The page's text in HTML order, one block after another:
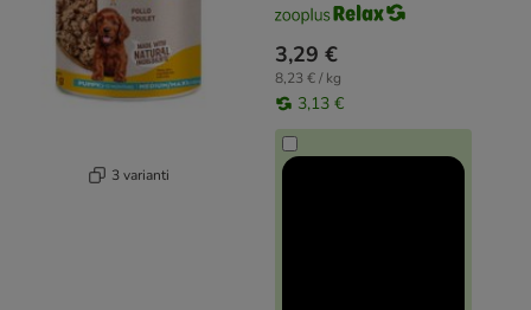
3 varianti
3,29 €
8,23 € / kg
3,13 €